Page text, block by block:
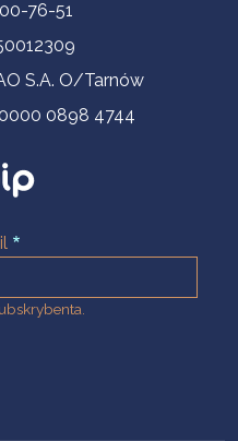
76-51
S.A. O/Tarnów
0000 0898 4744